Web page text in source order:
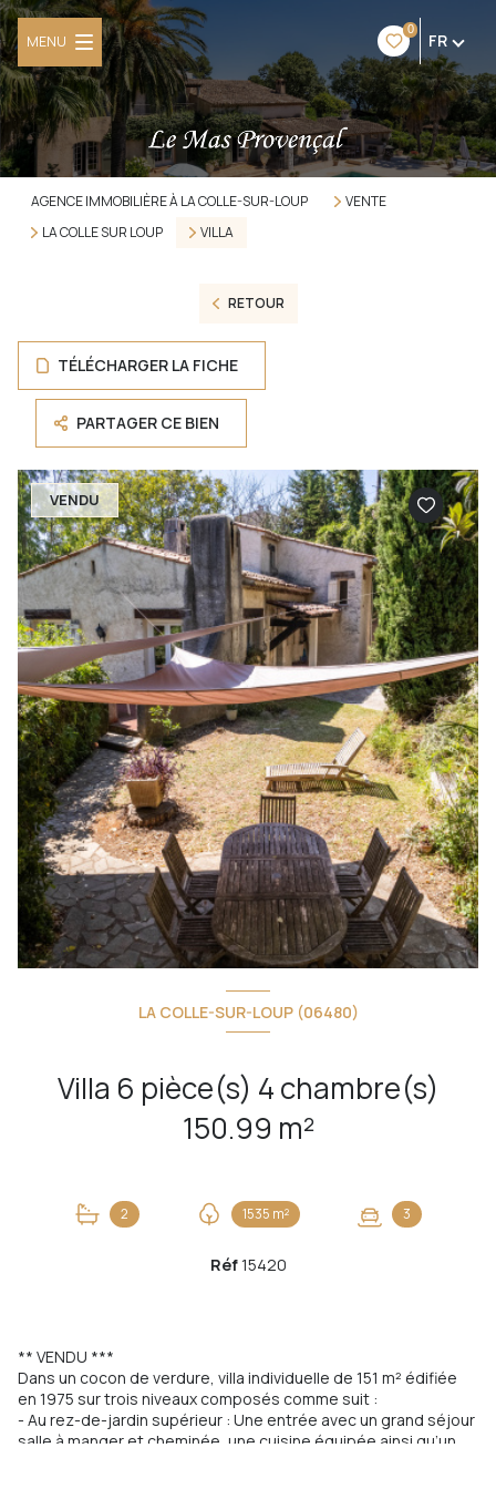
0
FR
MENU
AGENCE IMMOBILIÈRE À LA COLLE-SUR-LOUP
VENTE
LA COLLE SUR LOUP
VILLA
RETOUR
TÉLÉCHARGER LA FICHE
PARTAGER CE BIEN
VENDU
LA COLLE-SUR-LOUP (06480)
Villa 6 pièce(s) 4 chambre(s)
150.99 m²
2 1535 m² 3
Réf15420
** VENDU ***
Dans un cocon de verdure, villa individuelle de 151 m² édifiée
en 1975 sur trois niveaux composés comme suit :
- Au rez-de-jardin supérieur : Une entrée avec un grand séjour
salle à manger et cheminée, une cuisine équipée ainsi qu’un